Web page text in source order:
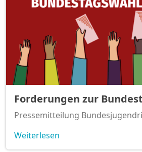
Forderungen zur
Pressemitteilung
Weiterlesen